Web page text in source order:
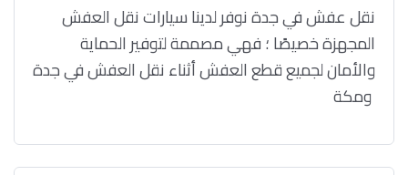
نقل عفش في جدة نوفر لدينا سيارات نقل العفش
المجهزة خصيصًا ؛ فهي مصممة لتوفير الحماية
والأمان لجميع قطع العفش أثناء نقل العفش في جدة